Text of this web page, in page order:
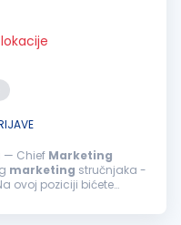
— Chief Marketing
marketing stručnjaka -
ovoj poziciji bićete